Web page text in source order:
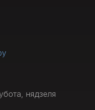
нядзеля